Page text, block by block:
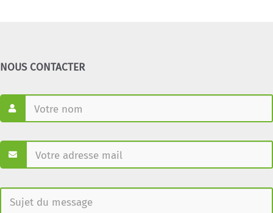
NOUS CONTACTER